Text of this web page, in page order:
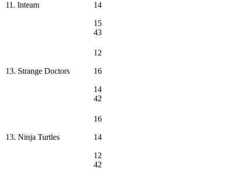
11. Inteam 14
15
43
13. Strange Doctors
12
16
14
42
13. Ninja Turtles
16
14
12
42